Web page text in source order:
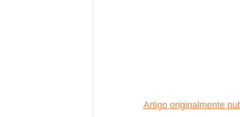
Artigo originalmente